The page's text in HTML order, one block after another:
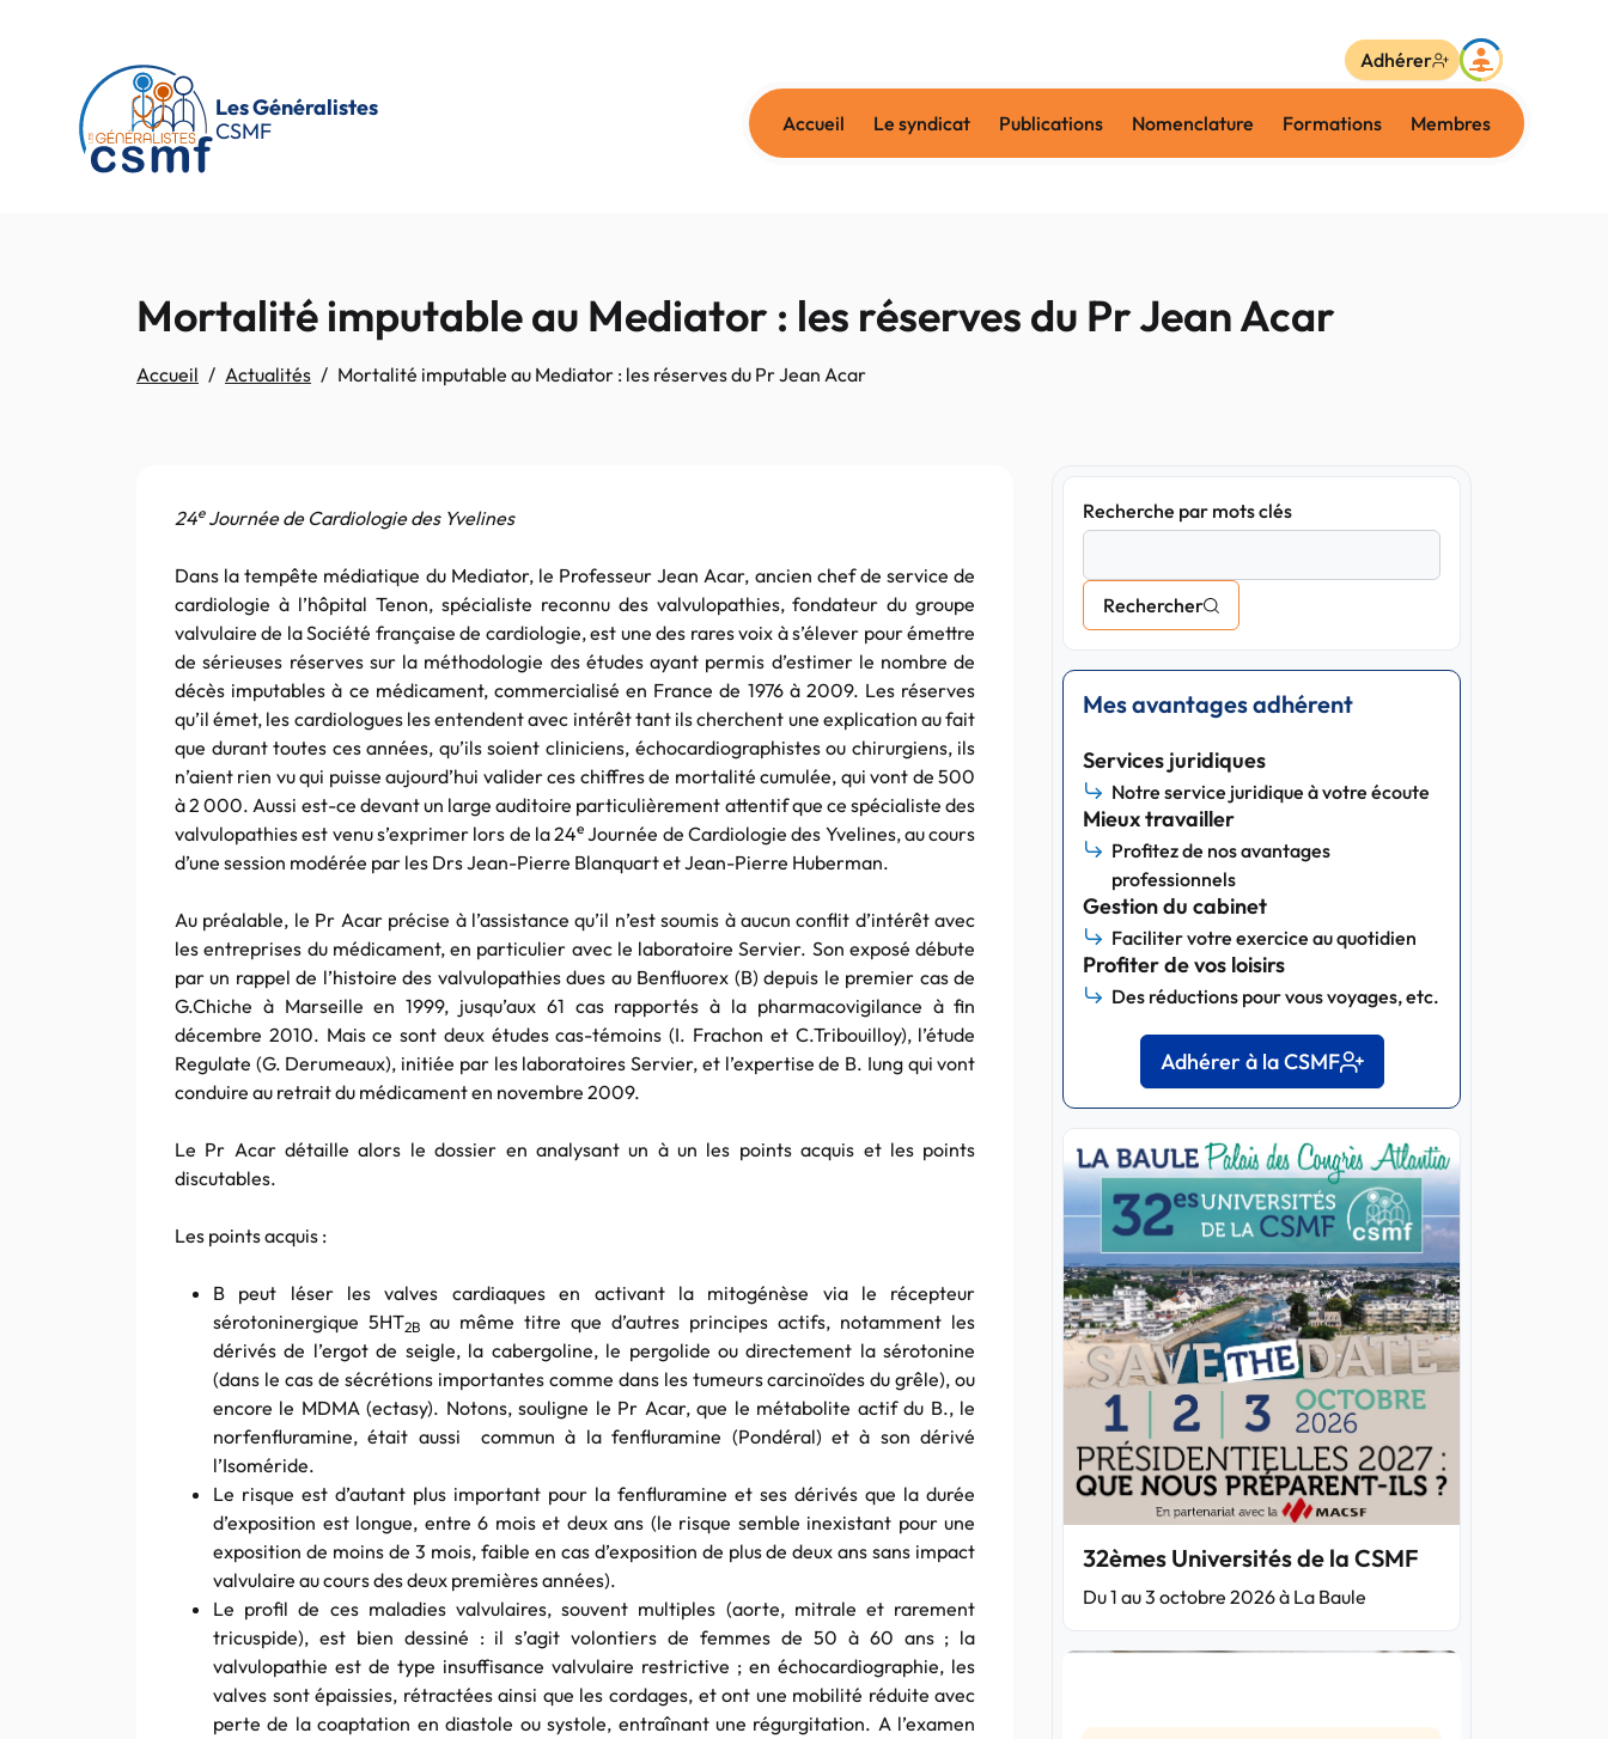
Les Généralistes
CSMF
Accueil Le syndicat Publications Nomenclature Formations Membres
Adhérer
Mortalité imputable au Mediator : les réserves du Pr Jean Acar
Accueil Actualités Mortalité imputable au Mediator : les réserves du Pr Jean Acar
24eJournée de Cardiologie des Yvelines
Dans la tempête médiatique du Mediator, le Professeur Jean Acar, ancien chef de service de
cardiologie à l’hôpital Tenon, spécialiste reconnu des valvulopathies, fondateur du groupe
valvulaire de la Société française de cardiologie, est une des rares voix à s’élever pour émettre
de sérieuses réserves sur la méthodologie des études ayant permis d’estimer le nombre de
décès imputables à ce médicament, commercialisé en France de 1976 à 2009. Les réserves
qu’il émet, les cardiologues les entendent avec intérêt tant ils cherchent une explication au fait
que durant toutes ces années, qu’ils soient cliniciens, échocardiographistes ou chirurgiens, ils
n’aient rien vu qui puisse aujourd’hui valider ces chiffres de mortalité cumulée, qui vont de 500
à 2 000. Aussi est-ce devant un large auditoire particulièrement attentif que ce spécialiste des
valvulopathies est venu s’exprimer lors de la 24e Journée de Cardiologie des Yvelines, au cours
d’une session modérée par les Drs Jean-Pierre Blanquart et Jean-Pierre Huberman.
Au préalable, le Pr Acar précise à l’assistance qu’il n’est soumis à aucun conflit d’intérêt avec
les entreprises du médicament, en particulier avec le laboratoire Servier. Son exposé débute
par un rappel de l’histoire des valvulopathies dues au Benfluorex (B) depuis le premier cas de
G.Chiche à Marseille en 1999, jusqu’aux 61 cas rapportés à la pharmacovigilance à fin
décembre 2010. Mais ce sont deux études cas-témoins (I. Frachon et C.Tribouilloy), l’étude
Regulate (G. Derumeaux), initiée par les laboratoires Servier, et l’expertise de B. Iung qui vont
conduire au retrait du médicament en novembre 2009.
Le Pr Acar détaille alors le dossier en analysant un à un les points acquis et les points
discutables.
Les points acquis :
B peut léser les valves cardiaques en activant la mitogénèse via le récepteur
sérotoninergique 5HT2Bau même titre que d’autres principes actifs, notamment les
dérivés de l’ergot de seigle, la cabergoline, le pergolide ou directement la sérotonine
(dans le cas de sécrétions importantes comme dans les tumeurs carcinoïdes du grêle), ou
encore le MDMA (ectasy). Notons, souligne le Pr Acar, que le métabolite actif du B., le
norfenfluramine, était aussi commun à la fenfluramine (Pondéral) et à son dérivé
l’Isoméride.
Le risque est d’autant plus important pour la fenfluramine et ses dérivés que la durée
d’exposition est longue, entre 6 mois et deux ans (le risque semble inexistant pour une
exposition de moins de 3 mois, faible en cas d’exposition de plus de deux ans sans impact
valvulaire au cours des deux premières années).
Le profil de ces maladies valvulaires, souvent multiples (aorte, mitrale et rarement
tricuspide), est bien dessiné : il s’agit volontiers de femmes de 50 à 60 ans ; la
valvulopathie est de type insuffisance valvulaire restrictive ; en échocardiographie, les
valves sont épaissies, rétractées ainsi que les cordages, et ont une mobilité réduite avec
perte de la coaptation en diastole ou systole, entraînant une régurgitation. A l’examen
Recherche par mots clés
Rechercher
Mes avantages adhérent
Services juridiques
Notre service juridique à votre écoute
Mieux travailler
Profitez de nos avantages
professionnels
Gestion du cabinet
Faciliter votre exercice au quotidien
Profiter de vos loisirs
Des réductions pour vous voyages, etc.
Adhérer à la CSMF
32èmes Universités de la CSMF
Du 1 au 3 octobre 2026 à La Baule